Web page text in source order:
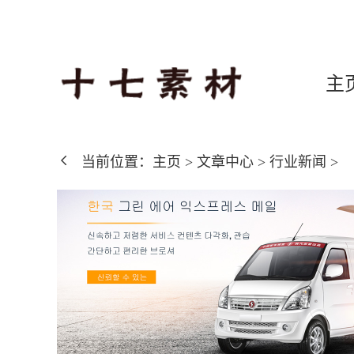
主
当前位置： 主页 > 文章中心 > 行业新闻 >